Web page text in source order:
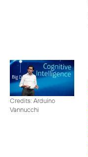
Credits: Arduino
Vannucchi